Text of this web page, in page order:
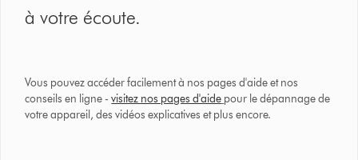
à votre écoute.
Vous pouvez accéder facilement à nos pages d'aide et nos
conseils en ligne -visitez nos pages d'aide pour le dépannage de
votre appareil, des vidéos explicatives et plus encore.